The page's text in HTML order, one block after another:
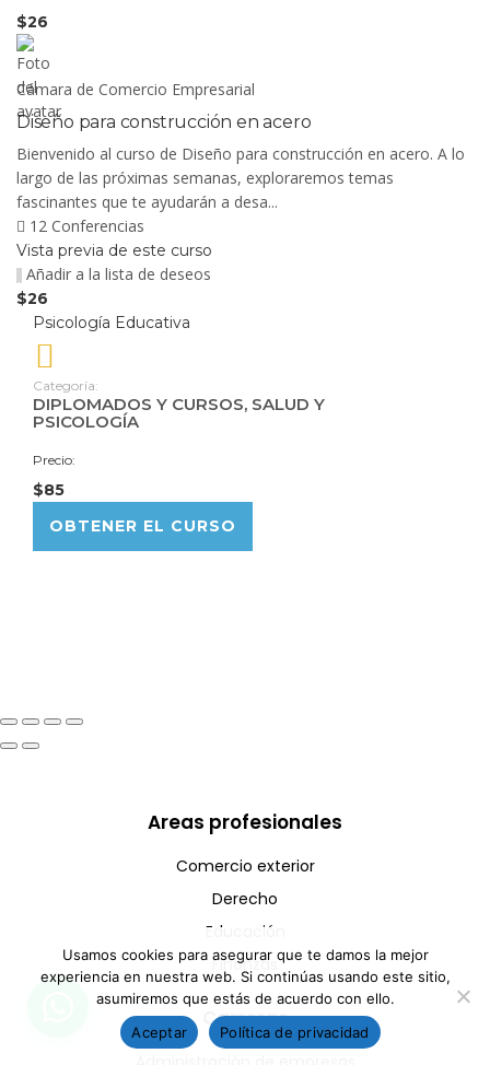
$26
Cámara de Comercio Empresarial
Diseño para construcción en acero
Bienvenido al curso de Diseño para construcción en acero. A lo
largo de las próximas semanas, exploraremos temas
fascinantes que te ayudarán a desa...
12 Conferencias
Vista previa de este curso
Añadir a la lista de deseos
$26
Psicología Educativa
Categoría:
DIPLOMADOS Y CURSOS, SALUD Y
PSICOLOGÍA
Precio:
$85
OBTENER EL CURSO
Areas profesionales
Comercio exterior
Derecho
Educación
Finanzas
Carreras
Usamos cookies para asegurar que te damos la mejor
experiencia en nuestra web. Si continúas usando este sitio,
asumiremos que estás de acuerdo con ello.
Aceptar
Política de privacidad